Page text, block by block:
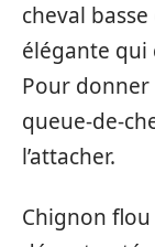
cheval
élégante qui
Pour
queue-de-
l’attacher.
Chignon